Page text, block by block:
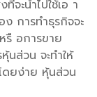
ะนำไปใช้เอ า
ง การทำธุรกิจจะ
รื อการขาย
นส่วน จะทำให้
ดยง่าย หุ้นส่วน